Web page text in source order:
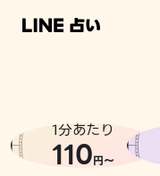
相談事例
1分あたり
110円〜